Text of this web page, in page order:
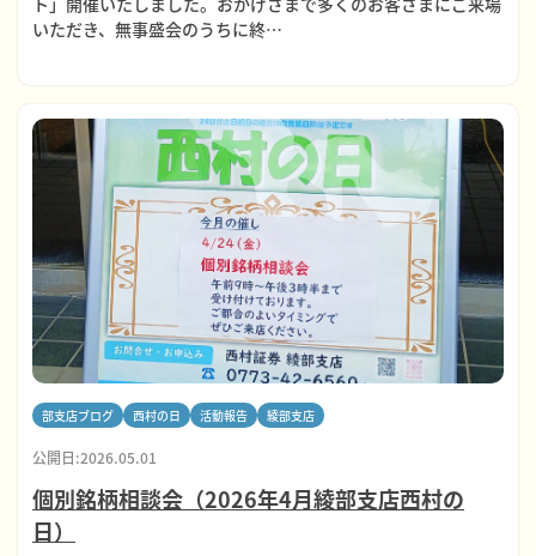
いただき、無事盛会のうちに終…
部支店ブログ 西村の日 活動報告 綾部支店
公開日:2026.05.01
個別銘柄相談会（2026年4月綾部支店西村の
日）